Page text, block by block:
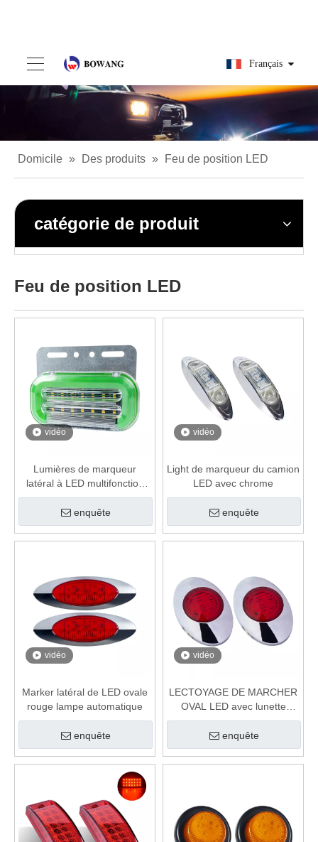
Français
Domicile » Des produits » Feu de position LED
catégorie de produit
Feu de position LED
vidéo
Lumières de marqueur
latéral à LED multifonction
pour la camion de cargaison
enquête
vidéo
Light de marqueur du camion
LED avec chrome
enquête
vidéo
Marker latéral de LED ovale
rouge lampe automatique
enquête
vidéo
LECTOYAGE DE MARCHER
OVAL LED avec lunette
chromée
enquête